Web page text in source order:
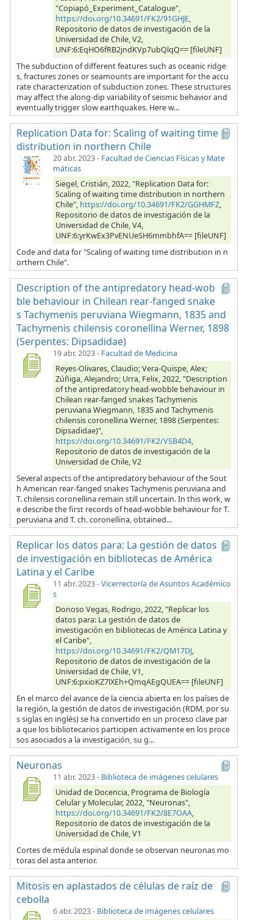
"Copiapó_Experiment_Catalogue",
https://doi.org/10.34691/FK2/91GHJE,
Repositorio de datos de investigación de la
Universidad de Chile, V2,
UNF:6:EqHO6fRB2jndKVp7ubQlqQ== [fileUNF]
The subduction of different features such as oceanic ridge
s, fractures zones or seamounts are important for the accu
rate characterization of subduction zones. These structures
may affect the along-dip variability of seismic behavior and
eventually trigger slow earthquakes. Here w...
Replication Data for: Scaling of waiting time
distribution in northern Chile
20 abr. 2023- Facultad de Ciencias Físicas y Mate
máticas
Siegel, Cristián, 2022, "Replication Data for:
Scaling of waiting time distribution in northern
Chile", https://doi.org/10.34691/FK2/GGHMFZ,
Repositorio de datos de investigación de la
Universidad de Chile, V4,
UNF:6:yrKwEx3PvENUeSH6mmbhfA== [fileUNF]
Code and data for "Scaling of waiting time distribution in n
orthern Chile".
Description of the antipredatory head-wob
ble behaviour in Chilean rear-fanged snake
s Tachymenis peruviana Wiegmann, 1835 and
Tachymenis chilensis coronellina Werner, 1898
(Serpentes: Dipsadidae)
19 abr. 2023- Facultad de Medicina
Reyes-Olivares, Claudio; Vera-Quispe, Alex;
Zúñiga, Alejandro; Urra, Felix, 2022, "Description
of the antipredatory head-wobble behaviour in
Chilean rear-fanged snakes Tachymenis
peruviana Wiegmann, 1835 and Tachymenis
chilensis coronellina Werner, 1898 (Serpentes:
Dipsadidae)",
https://doi.org/10.34691/FK2/VSB4D4,
Repositorio de datos de investigación de la
Universidad de Chile, V2
Several aspects of the antipredatory behaviour of the Sout
h American rear-fanged snakes Tachymenis peruviana and
T. chilensis coronellina remain still uncertain. In this work, w
e describe the first records of head-wobble behaviour for T.
peruviana and T. ch. coronellina, obtained...
Replicar los datos para: La gestión de datos
de investigación en bibliotecas de América
Latina y el Caribe
11 abr. 2023-Vicerrectoría de Asuntos Académico
s
Donoso Vegas, Rodrigo, 2022, "Replicar los
datos para: La gestión de datos de
investigación en bibliotecas de América Latina y
el Caribe",
https://doi.org/10.34691/FK2/QM17DJ,
Repositorio de datos de investigación de la
Universidad de Chile, V1,
UNF:6:pxioKZ7lXEh+QmqAEgQUEA== [fileUNF]
En el marco del avance de la ciencia abierta en los países de
la región, la gestión de datos de investigación (RDM, por su
s siglas en inglés) se ha convertido en un proceso clave par
a que los bibliotecarios participen activamente en los proce
sos asociados a la investigación, su g...
Neuronas
11 abr. 2023- Biblioteca de imágenes celulares
Unidad de Docencia, Programa de Biología
Celular y Molecular, 2022, "Neuronas",
https://doi.org/10.34691/FK2/8E7OAA,
Repositorio de datos de investigación de la
Universidad de Chile, V1
Cortes de médula espinal donde se observan neuronas mo
toras del asta anterior.
Mitosis en aplastados de células de raíz de
cebolla
6 abr. 2023- Biblioteca de imágenes celulares